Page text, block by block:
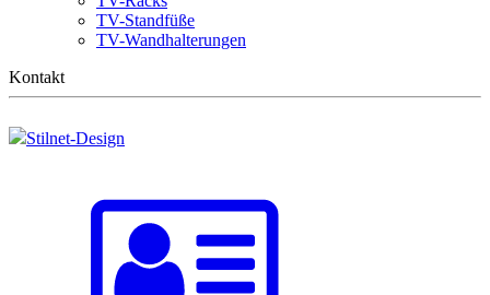
TV-Standfüße
TV-Wandhalterungen
Kontakt
Stilnet-Design